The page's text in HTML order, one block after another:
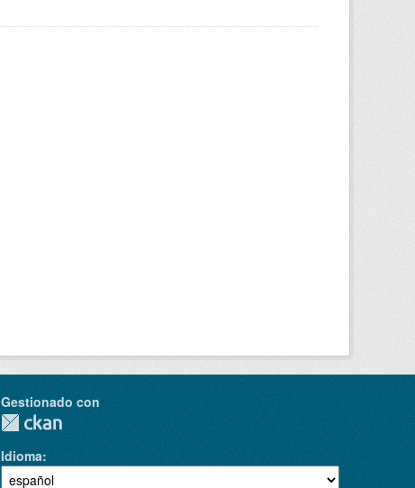
Gestionado con
Idioma